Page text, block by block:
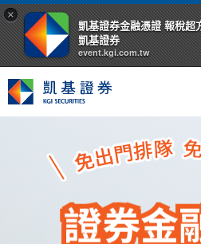
×
凱基證券金融憑證 報稅超
凱基證券
event.kgi.com.tw
證券金